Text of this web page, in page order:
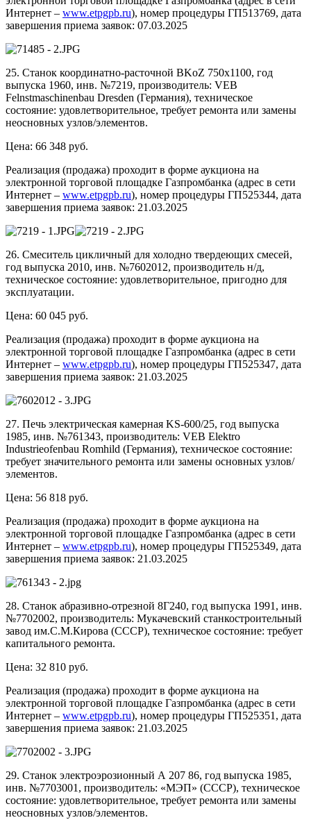
Интернет – www.etpgpb.ru), номер процедуры ГП513769, дата
завершения приема заявок: 07.03.2025
25. Станок координатно-расточной BKoZ 750х1100, год
выпуска 1960, инв. №7219, производитель: VEB
Felnstmaschinenbau Dresden (Германия), техническое
состояние: удовлетворительное, требует ремонта или замены
неосновных узлов/элементов.
Цена: 66 348 руб.
Реализация (продажа) проходит в форме аукциона на
электронной торговой площадке Газпромбанка (адрес в сети
Интернет – www.etpgpb.ru), номер процедуры ГП525344, дата
завершения приема заявок: 21.03.2025
26. Смеситель цикличный для холодно твердеющих смесей,
год выпуска 2010, инв. №7602012, производитель н/д,
техническое состояние: удовлетворительное, пригодно для
эксплуатации.
Цена: 60 045 руб.
Реализация (продажа) проходит в форме аукциона на
электронной торговой площадке Газпромбанка (адрес в сети
Интернет – www.etpgpb.ru), номер процедуры ГП525347, дата
завершения приема заявок: 21.03.2025
27. Печь электрическая камерная KS-600/25, год выпуска
1985, инв. №761343, производитель: VEB Elektro
Industrieofenbau Romhild (Германия), техническое состояние:
требует значительного ремонта или замены основных узлов/
элементов.
Цена: 56 818 руб.
Реализация (продажа) проходит в форме аукциона на
электронной торговой площадке Газпромбанка (адрес в сети
Интернет – www.etpgpb.ru), номер процедуры ГП525349, дата
завершения приема заявок: 21.03.2025
28. Станок абразивно-отрезной 8Г240, год выпуска 1991, инв.
№7702002, производитель: Мукачевский станкостроительный
завод им.С.М.Кирова (СССР), техническое состояние: требует
капитального ремонта.
Цена: 32 810 руб.
Реализация (продажа) проходит в форме аукциона на
электронной торговой площадке Газпромбанка (адрес в сети
Интернет – www.etpgpb.ru), номер процедуры ГП525351, дата
завершения приема заявок: 21.03.2025
29. Станок электроэрозионный А 207 86, год выпуска 1985,
инв. №7703001, производитель: «МЭП» (СССР), техническое
состояние: удовлетворительное, требует ремонта или замены
неосновных узлов/элементов.